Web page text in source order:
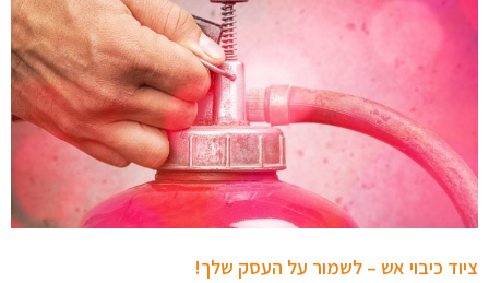
ציוד כיבוי אש – לשמור על העסק שלך!